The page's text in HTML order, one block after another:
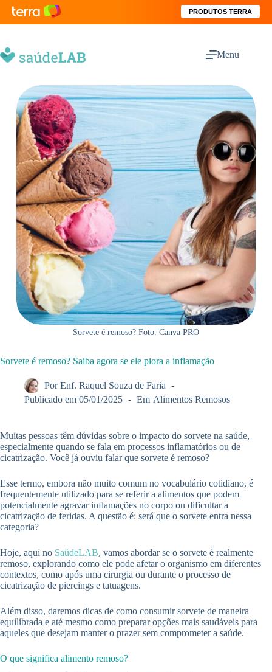
PRODUTOS TERRA
Menu
Sorvete é remoso? Foto: Canva PRO
Sorvete é remoso? Saiba agora se ele piora a inflamação
Por Enf. Raquel Souza de Faria
Publicado em 05/01/2025 Em Alimentos Remosos
Muitas pessoas têm dúvidas sobre o impacto do sorvete na saúde,
especialmente quando se fala em processos inflamatórios ou de
cicatrização. Você já ouviu falar que sorvete é remoso?
Esse termo, embora não muito comum no vocabulário cotidiano, é
frequentemente utilizado para se referir a alimentos que podem
potencialmente agravar inflamações no corpo ou dificultar a
cicatrização de feridas. A questão é: será que o sorvete entra nessa
categoria?
Hoje, aqui no SaúdeLAB, vamos abordar se o sorvete é realmente
remoso, explorando como ele pode afetar o organismo em diferentes
contextos, como após uma cirurgia ou durante o processo de
cicatrização de piercings e tatuagens.
Além disso, daremos dicas de como consumir sorvete de maneira
equilibrada e até mesmo como preparar opções mais saudáveis para
aqueles que desejam manter o prazer sem comprometer a saúde.
O que significa alimento remoso?